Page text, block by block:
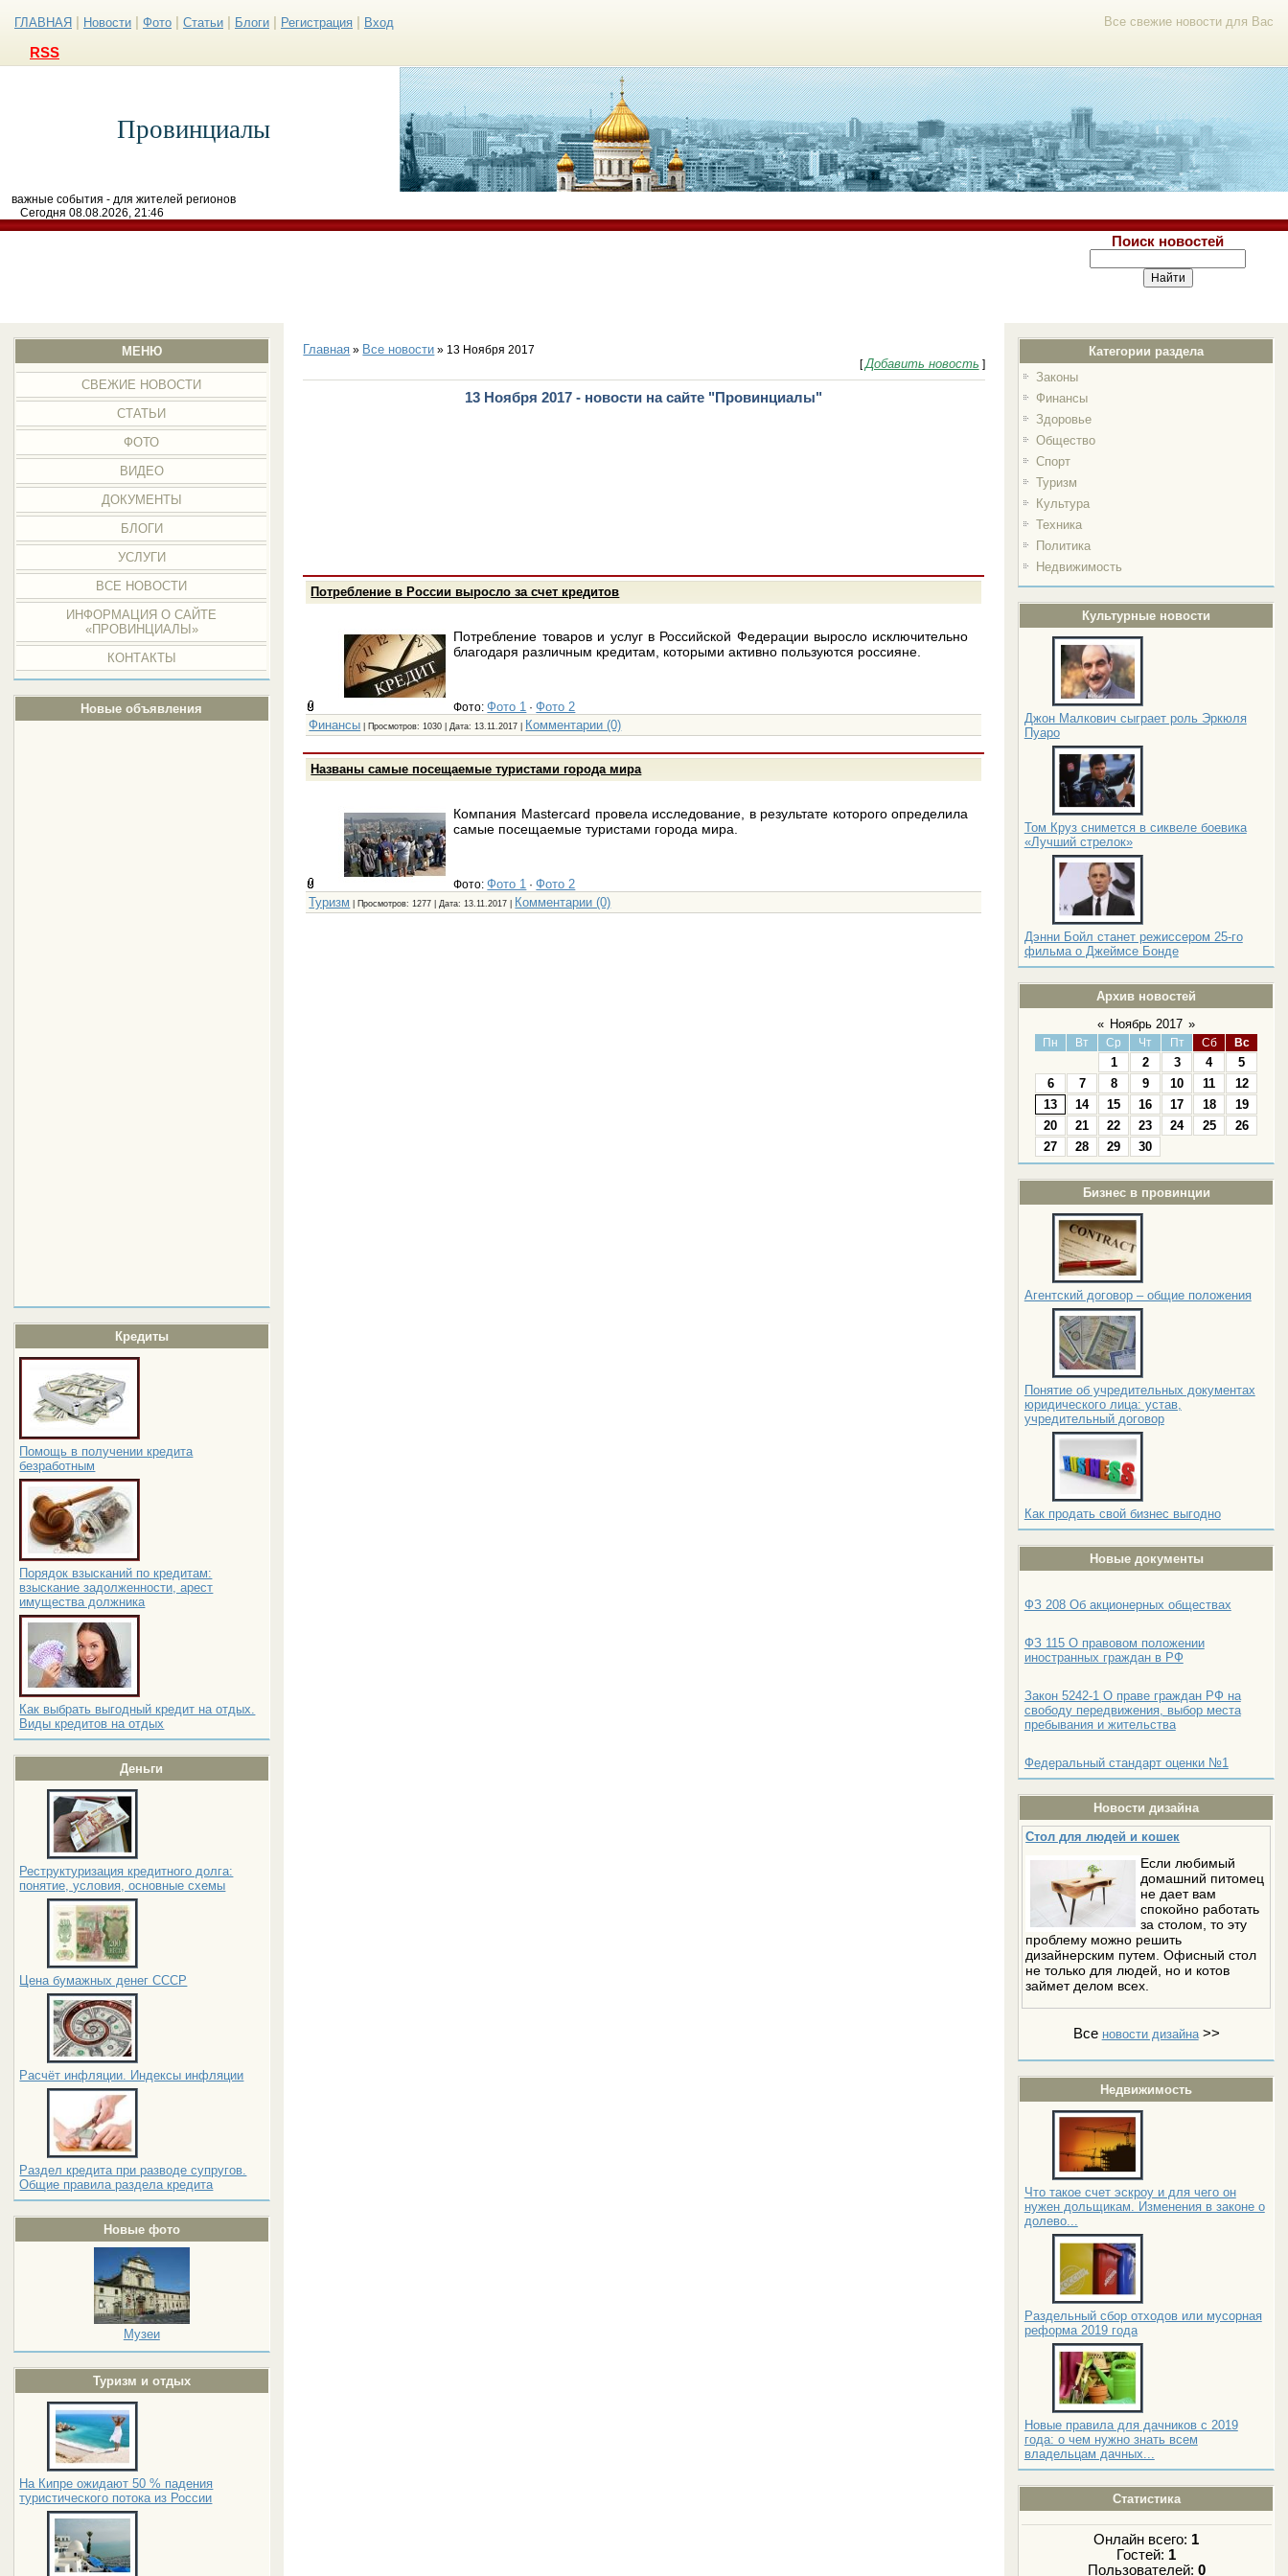
Все свежие новости для Вас
ГЛАВНАЯ Новости Фото Статьи Блоги Регистрация Вход
RSS
Провинциалы
важные события - для жителей регионов
Сегодня 08.08.2026, 21:46
Поиск новостей
МЕНЮ
СВЕЖИЕ НОВОСТИ
СТАТЬИ
ФОТО
ВИДЕО
ДОКУМЕНТЫ
БЛОГИ
УСЛУГИ
ВСЕ НОВОСТИ
ИНФОРМАЦИЯ О САЙТЕ
«ПРОВИНЦИАЛЫ»
КОНТАКТЫ
Новые объявления
Кредиты
Помощь в получении кредита
безработным
Порядок взысканий по кредитам:
взыскание задолженности, арест
имущества должника
Как выбрать выгодный кредит на отдых.
Виды кредитов на отдых
Деньги
Реструктуризация кредитного долга:
понятие, условия, основные схемы
Цена бумажных денег СССР
Расчёт инфляции. Индексы инфляции
Раздел кредита при разводе супругов.
Общие правила раздела кредита
Новые фото
Музеи
Туризм и отдых
На Кипре ожидают 50 % падения
туристического потока из России
Категории раздела
Законы
Финансы
Здоровье
Общество
Спорт
Туризм
Культура
Техника
Политика
Недвижимость
Культурные новости
Джон Малкович сыграет роль Эркюля
Пуаро
Том Круз снимется в сиквеле боевика
«Лучший стрелок»
Дэнни Бойл станет режиссером 25-го
фильма о Джеймсе Бонде
Архив новостей
« Ноябрь 2017 »
Пн Вт Ср Чт Пт Сб Вс
1 2 3 4
5
6
7 8 9 10 11
12
13
14 15 16 17 18
19
20
21 22 23 24 25
26
27
28 29 30
Бизнес в провинции
Агентский договор – общие положения
Понятие об учредительных документах
юридического лица: устав,
учредительный договор
Как продать свой бизнес выгодно
Новые документы
ФЗ 208 Об акционерных обществах
ФЗ 115 О правовом положении
иностранных граждан в РФ
Закон 5242-1 О праве граждан РФ на
свободу передвижения, выбор места
пребывания и жительства
Федеральный стандарт оценки №1
Новости дизайна
Стол для людей и кошек
Если любимый
домашний питомец
не дает вам
спокойно работать
за столом, то эту
проблему можно решить
дизайнерским путем. Офисный стол
не только для людей, но и котов
займет делом всех.
Все новости дизайна>>
Недвижимость
Что такое счет эскроу и для чего он
нужен дольщикам. Изменения в законе о
долево...
Раздельный сбор отходов или мусорная
реформа 2019 года
Новые правила для дачников с 2019
года: о чем нужно знать всем
владельцам дачных...
Статистика
Онлайн всего: 1
Гостей: 1
Пользователей: 0
Главная » Все новости » 13 Ноября 2017
[Добавить новость ]
13 Ноября 2017 - новости на сайте "Провинциалы"
Потребление в России выросло за счет кредитов
Потребление товаров и услуг в Российской Федерации выросло исключительно
благодаря различным кредитам, которыми активно пользуются россияне.
Фото:Фото 1 ·Фото 2
Финансы | Просмотров: 1030 | Дата:13.11.2017 Комментарии (0)
Названы самые посещаемые туристами города мира
Компания Mastercard провела исследование, в результате которого определила
самые посещаемые туристами города мира.
Фото:Фото 1 ·Фото 2
Туризм
| Просмотров: 1277 | Дата:13.11.2017 Комментарии (0)